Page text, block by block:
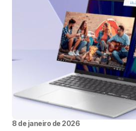
8 de janeiro de 2026